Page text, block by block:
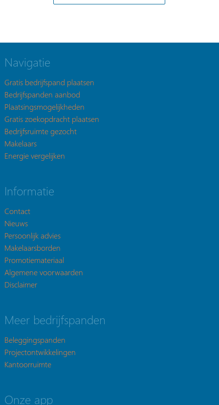
Navigatie
Gratis bedrijfspand plaatsen
Bedrijfspanden aanbod
Plaatsingsmogelijkheden
Gratis zoekopdracht plaatsen
Bedrijfsruimte gezocht
Makelaars
Energie vergelijken
Informatie
Contact
Nieuws
Persoonlijk advies
Makelaarsborden
Promotiemateriaal
Algemene voorwaarden
Disclaimer
Meer bedrijfspanden
Beleggingspanden
Projectontwikkelingen
Kantoorruimte
Onze app